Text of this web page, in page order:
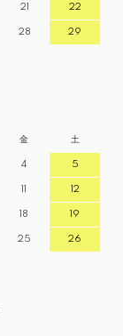
21 22
28 29
金 土
4 5
11 12
18 19
25 26